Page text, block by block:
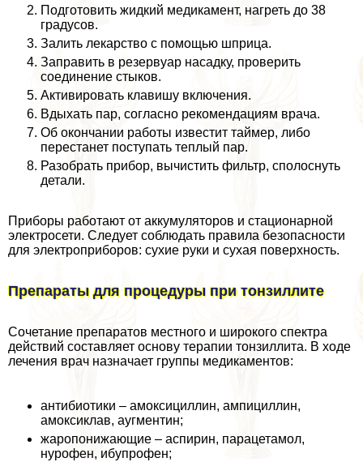
Подготовить жидкий медикамент, нагреть до 38
градусов.
Залить лекарство с помощью шприца.
Заправить в резервуар насадку, проверить
соединение стыков.
Активировать клавишу включения.
Вдыхать пар, согласно рекомендациям врача.
Об окончании работы известит таймер, либо
перестанет поступать теплый пар.
Разобрать прибор, вычистить фильтр, сполоснуть
детали.
Приборы работают от аккумуляторов и стационарной
электросети. Следует соблюдать правила безопасности
для электроприборов: сухие руки и сухая поверхность.
Препараты для процедуры при тонзиллите
Сочетание препаратов местного и широкого спектра
действий составляет основу терапии тонзиллита. В ходе
лечения врач назначает группы медикаментов:
антибиотики – амоксициллин, ампициллин,
амоксиклав, аугментин;
жаропонижающие – аспирин, парацетамол,
нурофен, ибупрофен;